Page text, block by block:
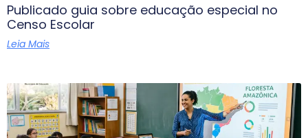
Publicado guia sobre educação especial no
Censo Escolar
Leia Mais